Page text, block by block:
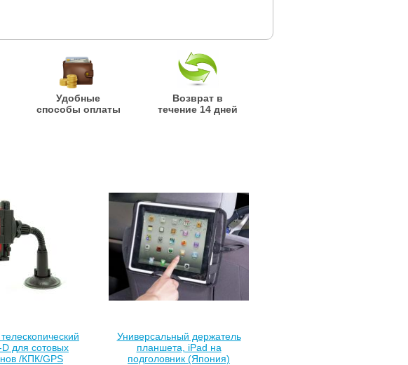
Удобные
способы оплаты
Возврат в
течение 14 дней
для сотовых
/КПК/GPS
Универсальный держатель
планшета, iPad на
подголовник (Япония)